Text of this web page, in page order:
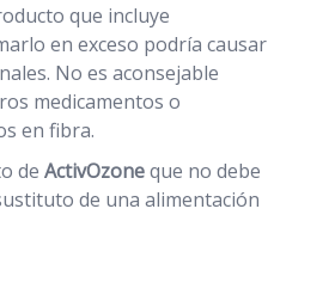
que incluye
en exceso podría causar
No es aconsejable
medicamentos o
en fibra.
de ActivOzoneque no debe
de una alimentación